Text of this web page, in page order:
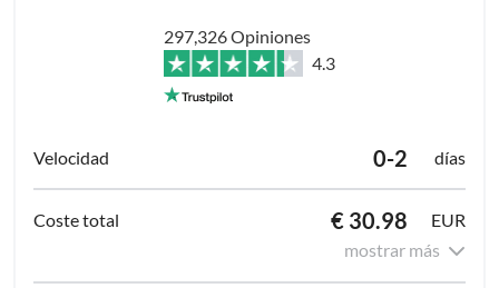
297,326 Opiniones
4.3
0-2 días
€ 30.98
EUR
mostrar más